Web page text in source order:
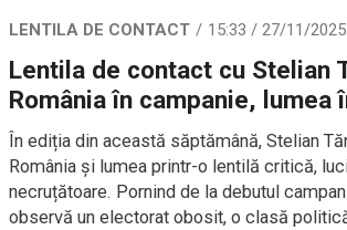
LENTILA DE CONTACT 15:33 / 27/11/2025
Lentila de contact cu Stelian
România în campanie, lumea
În ediția din această săptămână, Stelian
România și lumea printr-o lentilă critică,
necruțătoare. Pornind de la debutul
observă un electorat obosit, o clasă